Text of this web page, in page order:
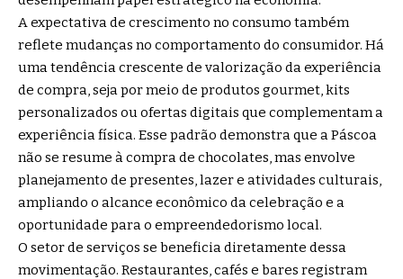
A expectativa de crescimento no consumo também
reflete mudanças no comportamento do consumidor. Há
uma tendência crescente de valorização da experiência
de compra, seja por meio de produtos gourmet, kits
personalizados ou ofertas digitais que complementam a
experiência física. Esse padrão demonstra que a Páscoa
não se resume à compra de chocolates, mas envolve
planejamento de presentes, lazer e atividades culturais,
ampliando o alcance econômico da celebração e a
oportunidade para o empreendedorismo local.
O setor de serviços se beneficia diretamente dessa
movimentação. Restaurantes, cafés e bares registram